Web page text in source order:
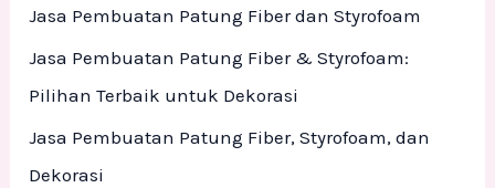
Jasa Pembuatan Patung Fiber dan Styrofoam
Jasa Pembuatan Patung Fiber & Styrofoam:
Pilihan Terbaik untuk Dekorasi
Jasa Pembuatan Patung Fiber, Styrofoam, dan
Dekorasi